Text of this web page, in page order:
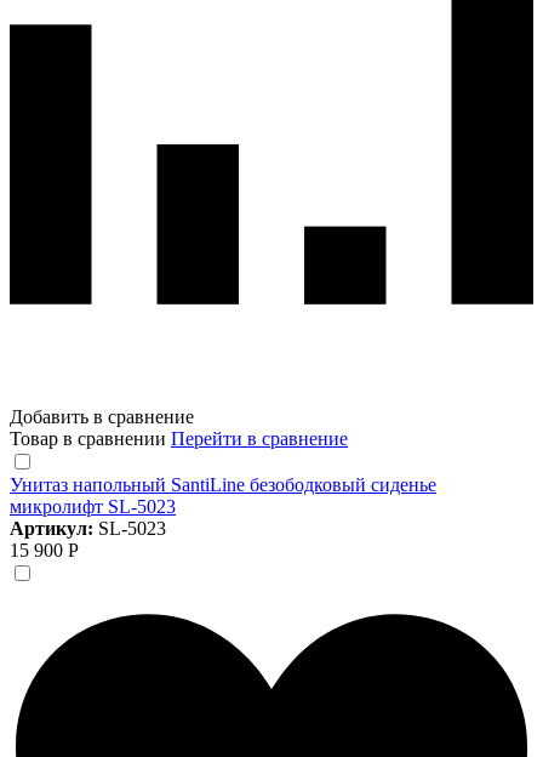
Добавить в сравнение
Товар в сравнении Перейти в сравнение
Унитаз напольный SantiLine безободковый сиденье
микролифт SL-5023
Артикул: SL-5023
15 900 Р